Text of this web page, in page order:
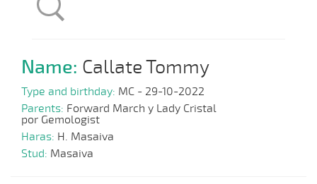
Name: Callate Tommy
Type and birthday: MC - 29-10-2022
Parents: Forward March y Lady Cristal
por Gemologist
Haras: H. Masaiva
Stud: Masaiva